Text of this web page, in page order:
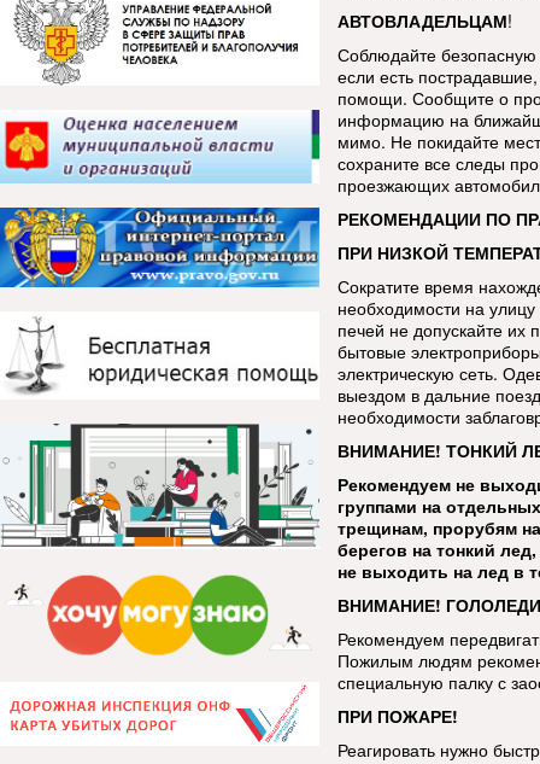
АВТОВЛАДЕЛЬЦАМ!
Соблюдайте
если есть
помощи. Сообщите о
информацию на
мимо. Не покидайте
сохраните все следы
проезжающих
РЕКОМЕНДАЦИИ ПО
ПРИ НИЗКОЙ
Сократите время
необходимости на
печей не допускайте их
бытовые
электрическую сеть.
выездом в дальние
необходимости
ВНИМАНИЕ! ТОНКИЙ
Рекомендуем не
группами на
трещинам, прорубям
берегов на тонкий
не выходить на лед в
ВНИМАНИЕ!
Рекомендуем
Пожилым людям
специальную палку с
ПРИ ПОЖАРЕ!
Реагировать нужно